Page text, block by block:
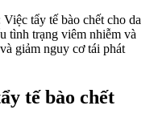
tẩy tế bào chết cho da
tình trạng viêm nhiễm và
giảm nguy cơ tái phát
tế bào chết